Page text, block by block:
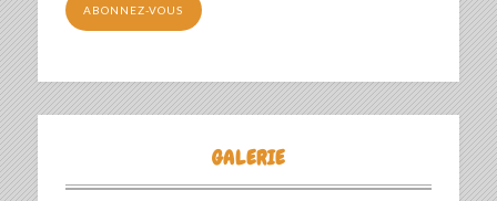
ABONNEZ-VOUS
GALERIE